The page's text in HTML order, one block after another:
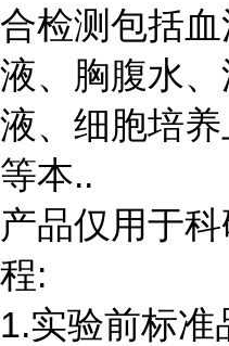
合检测包括
液、胸腹水
液、细胞培
等本..
产品仅用于
程:
1.实验前标准